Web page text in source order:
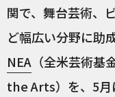
関で、舞台芸術、
ど幅広い分野に助
NEA （全米芸術
the Arts）を、5月